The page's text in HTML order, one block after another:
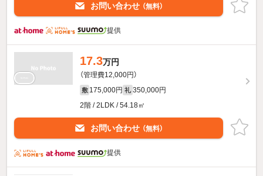
お問い合わせ （無料）
提供
17.3万円
（管理費12,000円）
敷 175,000円 礼 350,000円
2階 / 2LDK / 54.18㎡
お問い合わせ （無料）
提供